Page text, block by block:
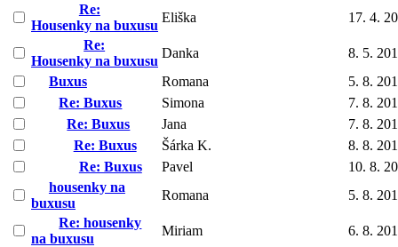
Re:
Housenky na buxusu
Eliška
17. 4.
Re:
Housenky na buxusu
Danka
8. 5.
Buxus
Romana
5. 8.
Re: Buxus
Simona
7. 8.
Re: Buxus
Jana
7. 8.
Re: Buxus
Šárka K.
8. 8.
Re: Buxus
Pavel
10. 8.
housenky na
buxusu
Romana
5. 8.
Re: housenky
na buxusu
Miriam
6. 8.